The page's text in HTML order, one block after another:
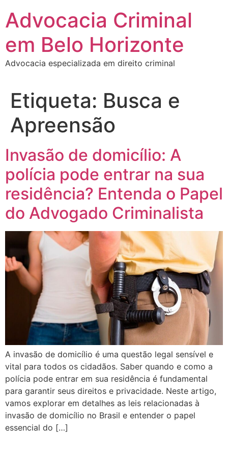
para
conteúdo
Advocacia Criminal
em Belo Horizonte
Advocacia especializada em direito criminal
Etiqueta: Busca e
Apreensão
Invasão de domicílio: A
polícia pode entrar na sua
residência? Entenda o Papel
do Advogado Criminalista
A invasão de domicílio é uma questão legal sensível e
vital para todos os cidadãos. Saber quando e como a
polícia pode entrar em sua residência é fundamental
para garantir seus direitos e privacidade. Neste artigo,
vamos explorar em detalhes as leis relacionadas à
invasão de domicílio no Brasil e entender o papel
essencial do […]